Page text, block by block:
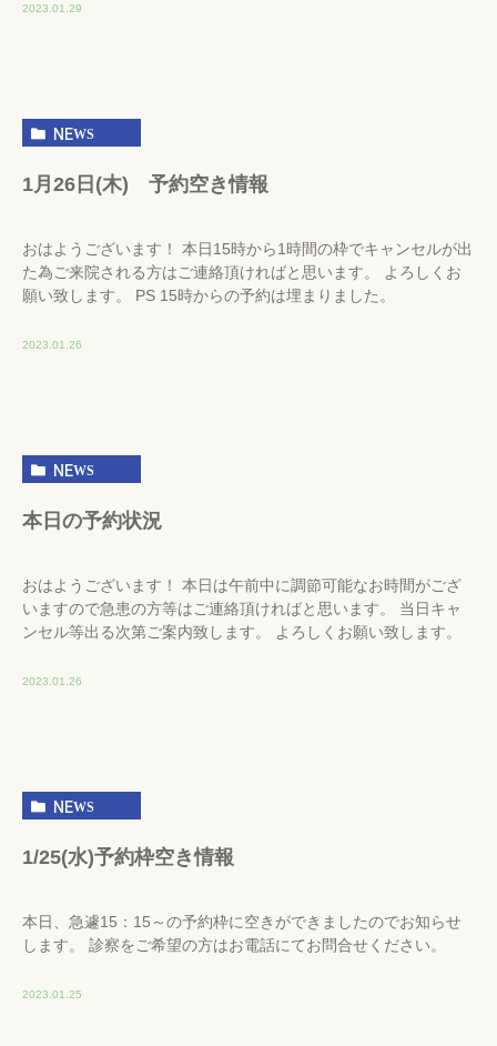
2023.01.29
NEWS
1月26日(木) 予約空き情報
おはようございます！ 本日15時から1時間の枠でキャンセルが出
た為ご来院される方はご連絡頂ければと思います。 よろしくお
願い致します。 PS 15時からの予約は埋まりました。
2023.01.26
NEWS
本日の予約状況
おはようございます！ 本日は午前中に調節可能なお時間がござ
いますので急患の方等はご連絡頂ければと思います。 当日キャ
ンセル等出る次第ご案内致します。 よろしくお願い致します。
2023.01.26
NEWS
1/25(水)予約枠空き情報
本日、急遽15：15～の予約枠に空きができましたのでお知らせ
します。 診察をご希望の方はお電話にてお問合せください。
2023.01.25